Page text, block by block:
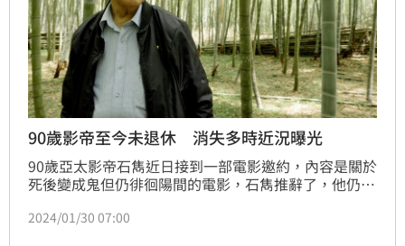
90歲影帝至今未退休 消失多時近況曝光
90歲亞太影帝石雋近日接到一部電影邀約，內容是關於
死後變成鬼但仍徘徊陽間的電影，石雋推辭了，他仍然
金馬、金鐘影帝常楓在世時，90多歲仍去中國拍戲，因
2024/01/30 07:00